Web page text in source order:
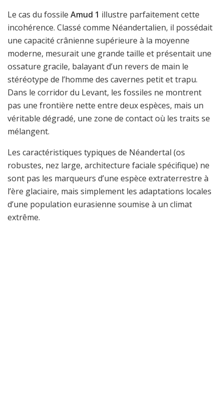
Le cas du fossile Amud 1 illustre parfaitement cette
incohérence. Classé comme Néandertalien, il possédait
une capacité crânienne supérieure à la moyenne
moderne, mesurait une grande taille et présentait une
ossature gracile, balayant d’un revers de main le
stéréotype de l’homme des cavernes petit et trapu.
Dans le corridor du Levant, les fossiles ne montrent
pas une frontière nette entre deux espèces, mais un
véritable dégradé, une zone de contact où les traits se
mélangent.
Les caractéristiques typiques de Néandertal (os
robustes, nez large, architecture faciale spécifique) ne
sont pas les marqueurs d’une espèce extraterrestre à
l’ère glaciaire, mais simplement les adaptations locales
d’une population eurasienne soumise à un climat
extrême.